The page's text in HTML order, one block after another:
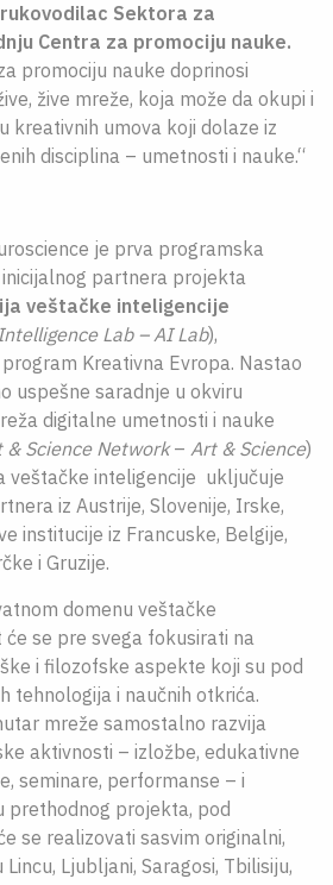
Sektora za
Centra za promociju nauke.
promociju nauke doprinosi
žive mreže, koja može da okupi i
kreativnih umova koji dolaze iz
disciplina – umetnosti i nauke.“
je prva programska
partnera projekta
veštačke inteligencije
Lab –AI Lab),
Kreativna Evropa. Nastao
uspešne saradnje u okviru
digitalne umetnosti i nauke
Science Network– Art & Science)
veštačke inteligencije uključuje
iz Austrije, Slovenije, Irske,
institucije iz Francuske, Belgije,
i Gruzije.
domenu veštačke
se pre svega fokusirati na
i filozofske aspekte koji su pod
tehnologija i naučnih otkrića.
mreže samostalno razvija
aktivnosti – izložbe, edukativne
seminare, performanse – i
prethodnog projekta, pod
se realizovati sasvim originalni,
Ljubljani, Saragosi, Tbilisiju,